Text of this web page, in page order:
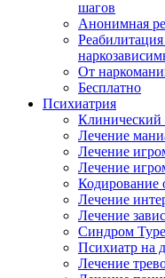
шагов
Анонимная
От
Бесплатно
Психиатрия
Клинический
Лечение
Лечение
Лечение
Кодирование
Лечение
Лечение
Синдром
Психиатр на
Лечение